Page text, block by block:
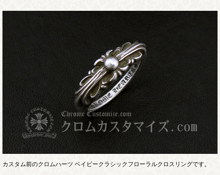
カスタム前のクロムハーツ ベイビークラシックフローラルクロスリングです。